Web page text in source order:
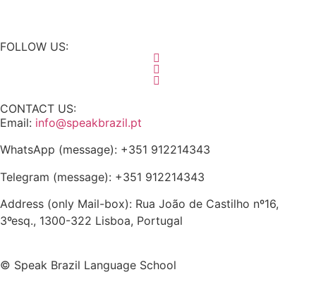
FOLLOW US:
CONTACT US:
Email: info@speakbrazil.pt
WhatsApp (message): +351 912214343
Telegram (message): +351 912214343
Address (only Mail-box): Rua João de Castilho nº16,
3ºesq., 1300-322 Lisboa, Portugal
© Speak Brazil Language School